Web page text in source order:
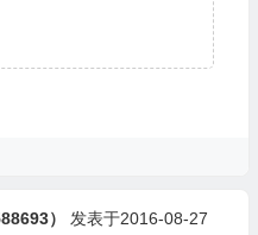
）
发表于2016-08-27